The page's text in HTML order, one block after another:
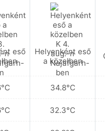
eső
Helyenként eső
a közelben
34.8°C
32.3°C